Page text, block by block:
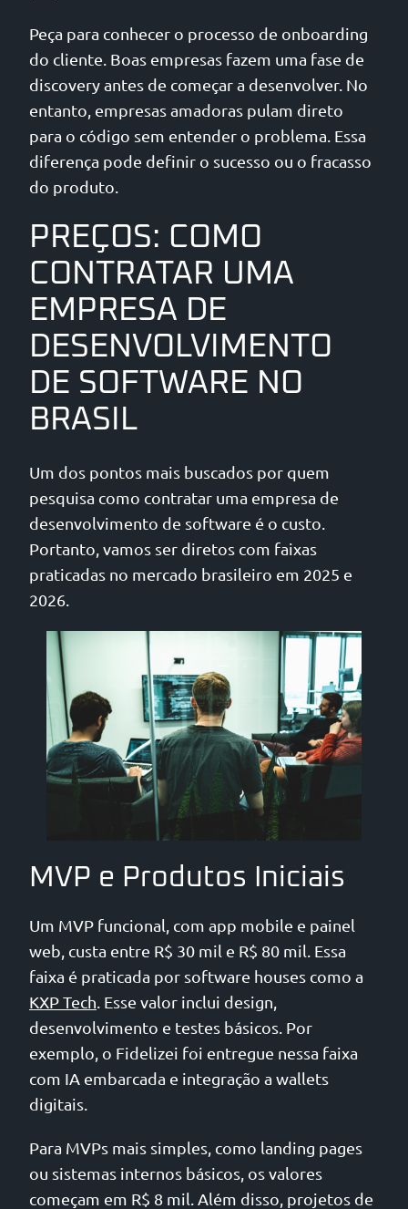
Peça para conhecer o processo de onboarding
do cliente. Boas empresas fazem uma fase de
discovery antes de começar a desenvolver. No
entanto, empresas amadoras pulam direto
para o código sem entender o problema. Essa
diferença pode definir o sucesso ou o fracasso
do produto.
PREÇOS: COMO
CONTRATAR UMA
EMPRESA DE
DESENVOLVIMENTO
DE SOFTWARE NO
BRASIL
Um dos pontos mais buscados por quem
pesquisa como contratar uma empresa de
desenvolvimento de software é o custo.
Portanto, vamos ser diretos com faixas
praticadas no mercado brasileiro em 2025 e
2026.
MVP e Produtos Iniciais
Um MVP funcional, com app mobile e painel
web, custa entre R$ 30 mil e R$ 80 mil. Essa
faixa é praticada por software houses como a
KXP Tech . Esse valor inclui design,
desenvolvimento e testes básicos. Por
exemplo, o Fidelizei foi entregue nessa faixa
com IA embarcada e integração a wallets
digitais.
Para MVPs mais simples, como landing pages
ou sistemas internos básicos, os valores
começam em R$ 8 mil. Além disso, projetos de